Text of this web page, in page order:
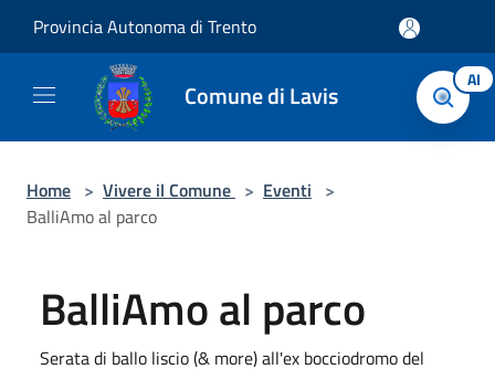
Provincia Autonoma di Trento
Comune di Lavis AI
Home > Vivere il Comune > Eventi >
BalliAmo al parco
BalliAmo al parco
Serata di ballo liscio (& more) all'ex bocciodromo del